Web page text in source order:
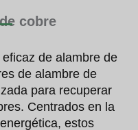
cobre
de alambre de
de alambre de
para recuperar
Centrados en la
estos